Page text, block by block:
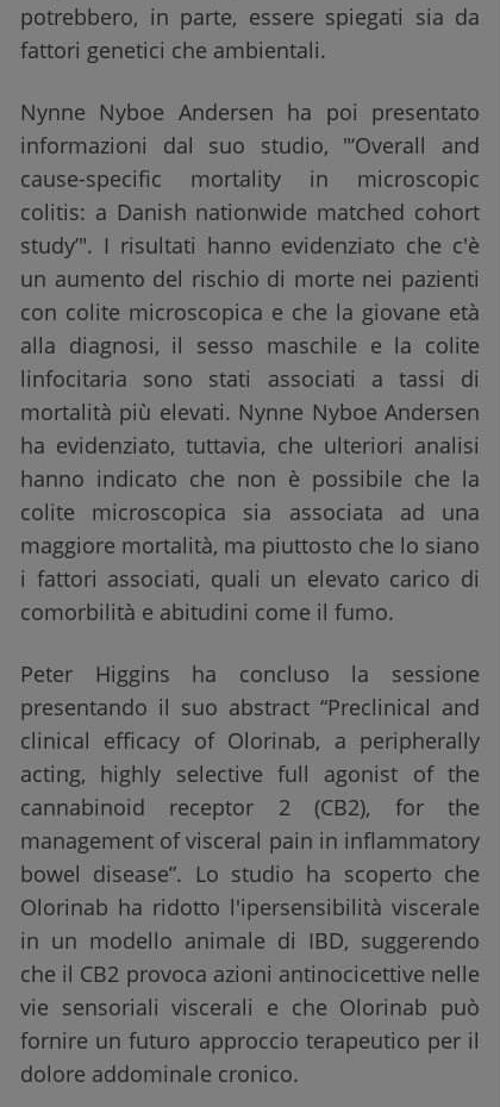
potrebbero, in parte, essere spiegati sia da
fattori genetici che ambientali.
Nynne Nyboe Andersen ha poi presentato
informazioni dal suo studio, "‘Overall and
cause-specific mortality in microscopic
colitis: a Danish nationwide matched cohort
study’". I risultati hanno evidenziato che c'è
un aumento del rischio di morte nei pazienti
con colite microscopica e che la giovane età
alla diagnosi, il sesso maschile e la colite
linfocitaria sono stati associati a tassi di
mortalità più elevati. Nynne Nyboe Andersen
ha evidenziato, tuttavia, che ulteriori analisi
hanno indicato che non è possibile che la
colite microscopica sia associata ad una
maggiore mortalità, ma piuttosto che lo siano
i fattori associati, quali un elevato carico di
comorbilità e abitudini come il fumo.
Peter Higgins ha concluso la sessione
presentando il suo abstract “Preclinical and
clinical efficacy of Olorinab, a peripherally
acting, highly selective full agonist of the
cannabinoid receptor 2 (CB2), for the
management of visceral pain in inflammatory
bowel disease”. Lo studio ha scoperto che
Olorinab ha ridotto l'ipersensibilità viscerale
in un modello animale di IBD, suggerendo
che il CB2 provoca azioni antinocicettive nelle
vie sensoriali viscerali e che Olorinab può
fornire un futuro approccio terapeutico per il
dolore addominale cronico.